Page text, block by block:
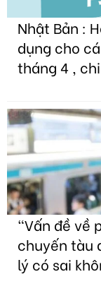
Nhật Bản :
dụng cho
tháng 4 ,
"Vấn đề về
chuyến tàu
lý có sai